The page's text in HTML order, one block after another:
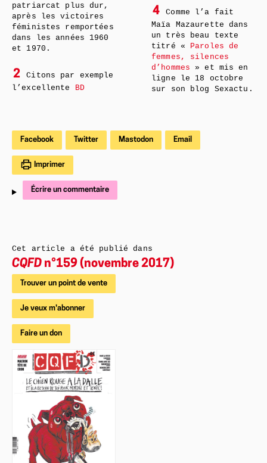
patriarcat plus dur,
après les victoires
féministes remportées
dans les années 1960
et 1970.
2
Citons par exemple
l’excellente BD
4
Comme l’a fait
Maïa Mazaurette dans
un très beau texte
titré « Paroles de
femmes, silences
d’hommes » et mis en
ligne le 18 octobre
sur son blog Sexactu.
Facebook Twitter Mastodon Email
Imprimer
Écrire un commentaire
Cet article a été publié dans
CQFD n°159 (novembre 2017)
Trouver un point de vente
Je veux m'abonner
Faire un don